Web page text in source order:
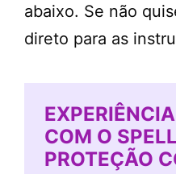
abaixo. Se não
direto para as
COM O
PROTEÇÃO